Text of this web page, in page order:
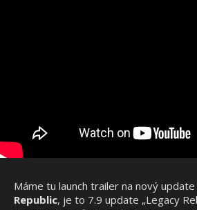
Máme tu launch trailer na nový update
Republic, je to 7.9 update „Legacy